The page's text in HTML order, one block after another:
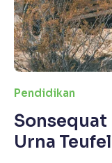
Pendidikan
Sonsequat
Urna